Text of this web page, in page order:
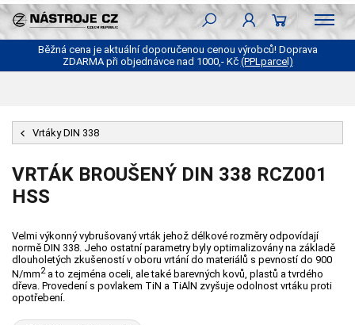
Běžná cena je aktuální doporučenou cenou výrobců! Doprava
ZDARMA při objednávce nad 1000,- Kč (PPLparcel)
Vrtáky DIN 338
VRTÁK BROUŠENÝ DIN 338 RCZ001
HSS
Velmi výkonný vybrušovaný vrták jehož délkové rozměry odpovídají
normě DIN 338. Jeho ostatní parametry byly optimalizovány na základě
dlouholetých zkušeností v oboru vrtání do materiálů s pevností do 900
N/mm2a to zejména oceli, ale také barevných kovů, plastů a tvrdého
dřeva. Provedení s povlakem TiN a TiAlN zvyšuje odolnost vrtáku proti
opotřebení.